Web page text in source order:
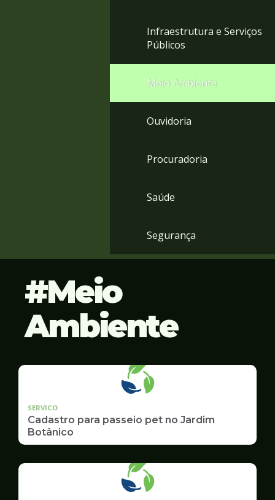
Infraestrutura e Serviços
Públicos
Meio Ambiente
Ouvidoria
Procuradoria
Saúde
Segurança
Meio
Ambiente
SERVICO
Cadastro para passeio pet no Jardim
Botânico